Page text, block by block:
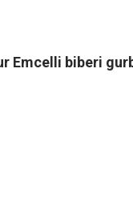
Emcelli biberi